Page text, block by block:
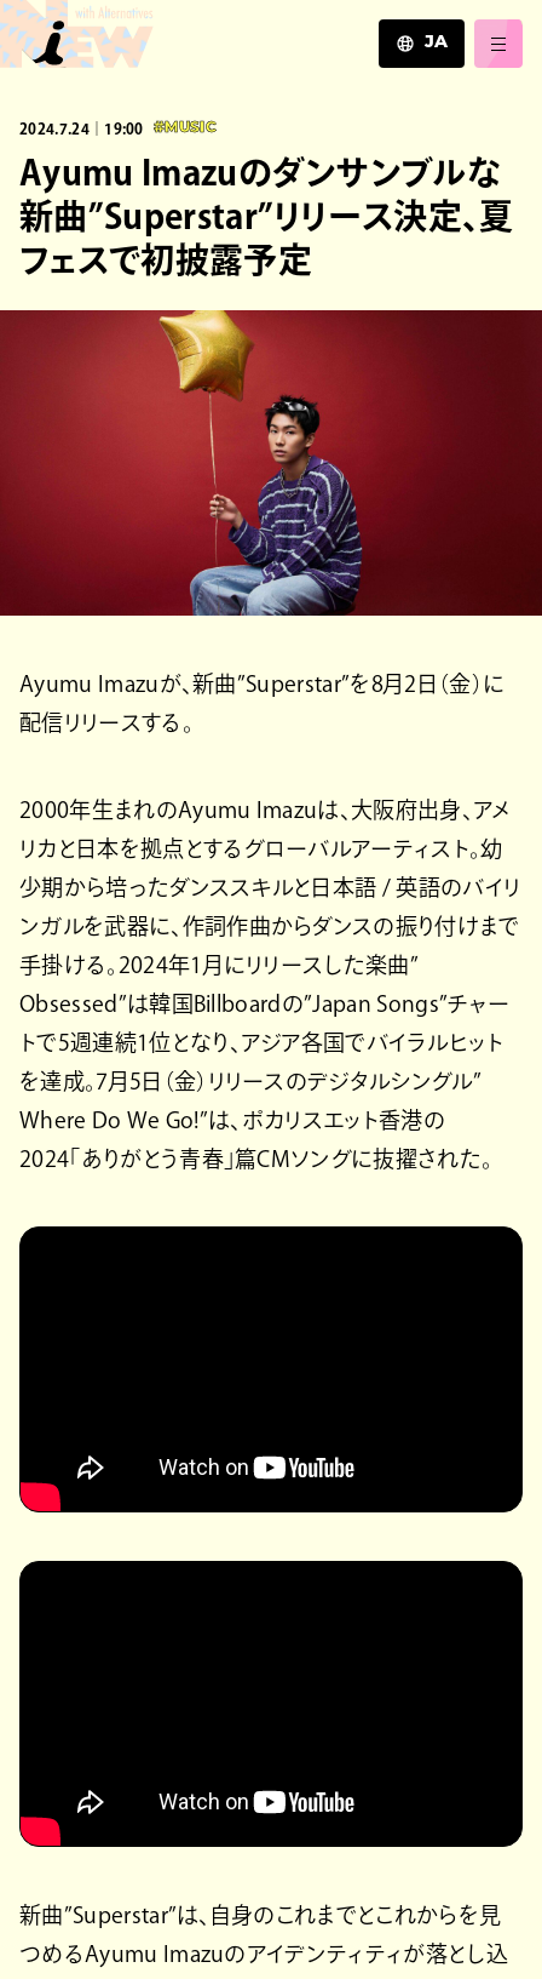
JA
ZH
2024.7.24｜19:00 #MUSIC
Ayumu Imazuのダンサンブルな
新曲”Superstar”リリース決定、夏
フェスで初披露予定
Ayumu Imazuが、新曲”Superstar”を8月2日（金）に
配信リリースする。
2000年生まれのAyumu Imazuは、大阪府出身、アメ
リカと日本を拠点とするグローバルアーティスト。幼
少期から培ったダンススキルと日本語 / 英語のバイリ
ンガルを武器に、作詞作曲からダンスの振り付けまで
手掛ける。2024年1月にリリースした楽曲”
Obsessed”は韓国Billboardの”Japan Songs”チャー
トで5週連続1位となり、アジア各国でバイラルヒット
を達成。7月5日（金）リリースのデジタルシングル”
Where Do We Go!”は、ポカリスエット香港の
2024「ありがとう青春」篇CMソングに抜擢された。
新曲”Superstar”は、自身のこれまでとこれからを見
つめるAyumu Imazuのアイデンティティが落とし込